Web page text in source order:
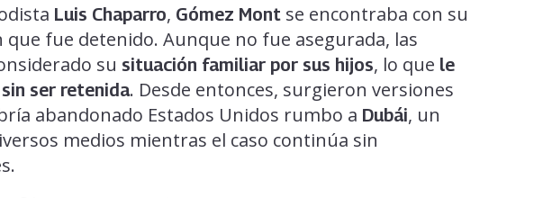
Luis Chaparro, Gómez Mont se encontraba con su
fue detenido. Aunque no fue asegurada, las
su situación familiar por sus hijos, lo que le
ser retenida. Desde entonces, surgieron versiones
abandonado Estados Unidos rumbo a Dubái, un
medios mientras el caso continúa sin